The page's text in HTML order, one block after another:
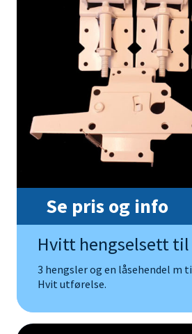
Se pris og info
Hvitt hengselsett til
3 hengsler og en låsehendel m
Hvit utførelse.